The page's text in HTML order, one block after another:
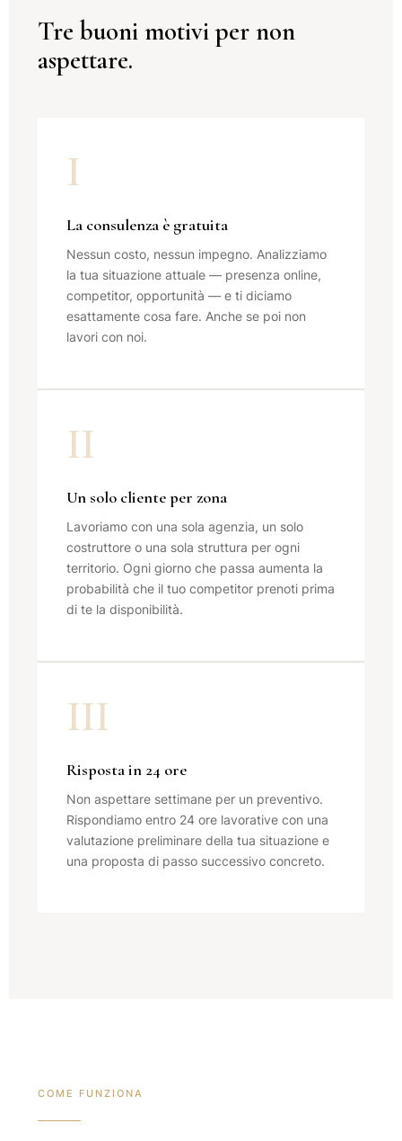
Tre buoni motivi per non
aspettare.
I
La consulenza è gratuita
Nessun costo, nessun impegno. Analizziamo
la tua situazione attuale — presenza online,
competitor, opportunità — e ti diciamo
esattamente cosa fare. Anche se poi non
lavori con noi.
II
Un solo cliente per zona
Lavoriamo con una sola agenzia, un solo
costruttore o una sola struttura per ogni
territorio. Ogni giorno che passa aumenta la
probabilità che il tuo competitor prenoti prima
di te la disponibilità.
III
Risposta in 24 ore
Non aspettare settimane per un preventivo.
Rispondiamo entro 24 ore lavorative con una
valutazione preliminare della tua situazione e
una proposta di passo successivo concreto.
COME FUNZIONA